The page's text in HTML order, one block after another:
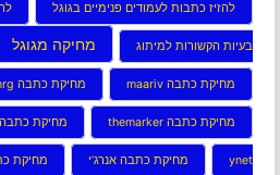
להזיז כתבות לעמודים פנימיים בגוגל
בעיות הקשורות למיתוג מחיקה מגוגל
מחיקת כתבה maariv מחיקת כתבה nrg
מחיקת כתבה themarker מחיקת כתבה walla
ynet מחיקת כתבה אנרג’י מחיקת